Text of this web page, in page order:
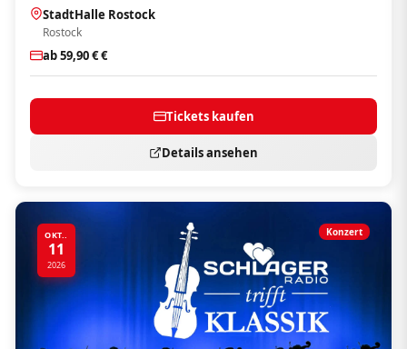
StadtHalle Rostock
Rostock
ab 59,90 € €
Tickets kaufen
Details ansehen
OKT..
11
2026
Konzert